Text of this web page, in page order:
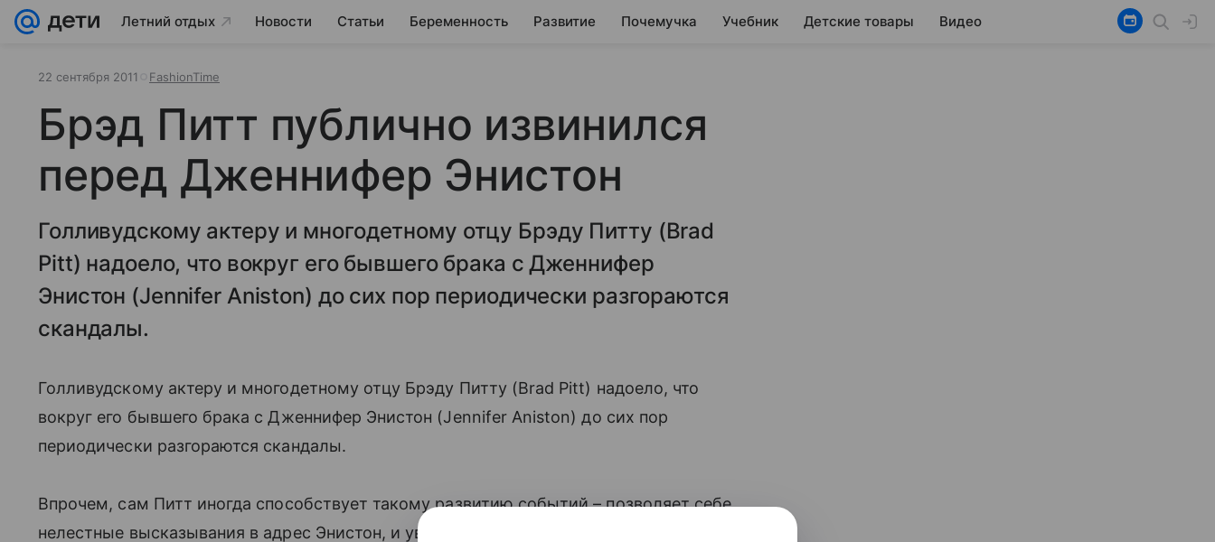
Летний отдых Новости Статьи Беременность Развитие Почемучка Учебник Детские товары Видео
22 сентября 2011 FashionTime
Брэд Питт публично извинился
перед Дженнифер Энистон
Голливудскому актеру и многодетному отцу Брэду Питту (Brad
Pitt) надоело, что вокруг его бывшего брака с Дженнифер
Энистон (Jennifer Aniston) до сих пор периодически разгораются
скандалы.
Голливудскому актеру и многодетному отцу Брэду Питту (Brad Pitt) надоело, что
вокруг его бывшего брака с Дженнифер Энистон (Jennifer Aniston) до сих пор
периодически разгораются скандалы.
Впрочем, сам Питт иногда способствует такому развитию событий – позволяет себе
нелестные высказывания в адрес Энистон, и уверяет прессу, что бывшая